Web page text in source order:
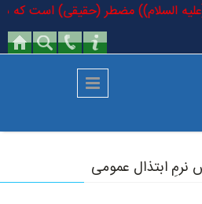
السلام)) مضطر (حقیقی) است که
نرمِ ابتذال عمومی